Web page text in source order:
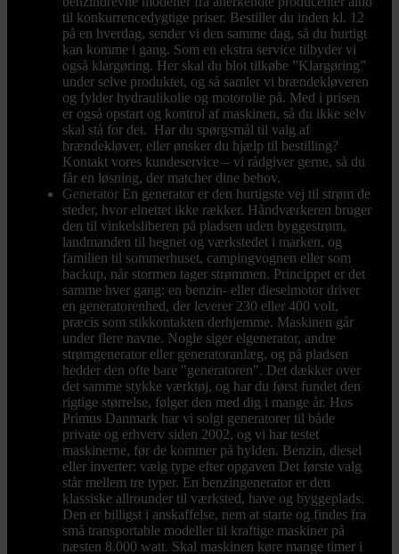
til konkurrencedygtige priser. Bestiller du inden kl. 12
på en hverdag, sender vi den samme dag, så du hurtigt
kan komme i gang. Som en ekstra service tilbyder vi
også klargøring. Her skal du blot tilkøbe ”Klargøring”
under selve produktet, og så samler vi brændekløveren
og fylder hydraulikolie og motorolie på. Med i prisen
er også opstart og kontrol af maskinen, så du ikke selv
skal stå for det. Har du spørgsmål til valg af
brændekløver, eller ønsker du hjælp til bestilling?
Kontakt vores kundeservice – vi rådgiver gerne, så du
får en løsning, der matcher dine behov.
Generator En generator er den hurtigste vej til strøm de
steder, hvor elnettet ikke rækker. Håndværkeren bruger
den til vinkelsliberen på pladsen uden byggestrøm,
landmanden til hegnet og værkstedet i marken, og
familien til sommerhuset, campingvognen eller som
backup, når stormen tager strømmen. Princippet er det
samme hver gang: en benzin- eller dieselmotor driver
en generatorenhed, der leverer 230 eller 400 volt,
præcis som stikkontakten derhjemme. Maskinen går
under flere navne. Nogle siger elgenerator, andre
strømgenerator eller generatoranlæg, og på pladsen
hedder den ofte bare "generatoren". Det dækker over
det samme stykke værktøj, og har du først fundet den
rigtige størrelse, følger den med dig i mange år. Hos
Primus Danmark har vi solgt generatorer til både
private og erhverv siden 2002, og vi har testet
maskinerne, før de kommer på hylden. Benzin, diesel
eller inverter: vælg type efter opgaven Det første valg
står mellem tre typer. En benzingenerator er den
klassiske allrounder til værksted, have og byggeplads.
Den er billigst i anskaffelse, nem at starte og findes fra
små transportable modeller til kraftige maskiner på
næsten 8.000 watt. Skal maskinen køre mange timer i